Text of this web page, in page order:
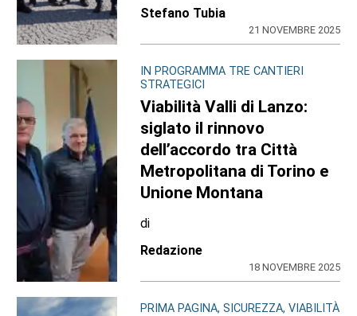
Stefano Tubia
21 NOVEMBRE 2025
IN PROGRAMMA TRE CANTIERI
STRATEGICI
Viabilità Valli di Lanzo:
siglato il rinnovo
dell’accordo tra Città
Metropolitana di Torino e
Unione Montana
di
Redazione
18 NOVEMBRE 2025
PRIMA PAGINA, SICUREZZA, VIABILITÀ